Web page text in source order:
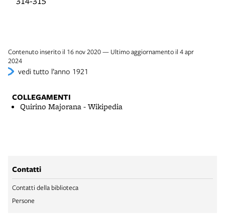
Contenuto inserito il 16 nov 2020 — Ultimo aggiornamento il 4 apr
2024
vedi tutto l’anno 1921
COLLEGAMENTI
Quirino Majorana - Wikipedia
Contatti
Contatti della biblioteca
Persone